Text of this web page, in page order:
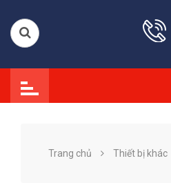
Trang chủ Thiết bị khác